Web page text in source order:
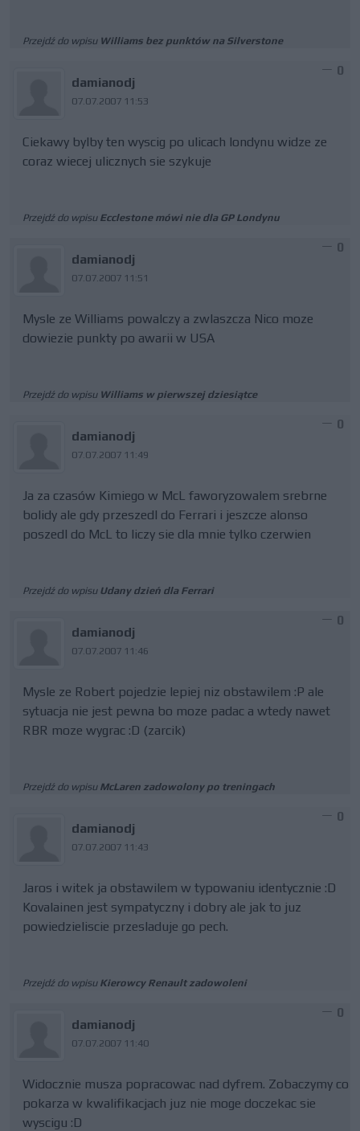
Przejdź do wpisu Williams bez punktów na Silverstone
damianodj
07.07.2007 11:53
0
Ciekawy bylby ten wyscig po ulicach londynu widze ze
coraz wiecej ulicznych sie szykuje
Przejdź do wpisu Ecclestone mówi nie dla GP Londynu
damianodj
07.07.2007 11:51
0
Mysle ze Williams powalczy a zwlaszcza Nico moze
dowiezie punkty po awarii w USA
Przejdź do wpisu Williams w pierwszej dziesiątce
damianodj
07.07.2007 11:49
0
Ja za czasów Kimiego w McL faworyzowalem srebrne
bolidy ale gdy przeszedl do Ferrari i jeszcze alonso
poszedl do McL to liczy sie dla mnie tylko czerwien
Przejdź do wpisu Udany dzień dla Ferrari
damianodj
07.07.2007 11:46
0
Mysle ze Robert pojedzie lepiej niz obstawilem :P ale
sytuacja nie jest pewna bo moze padac a wtedy nawet
RBR moze wygrac :D (zarcik)
Przejdź do wpisu McLaren zadowolony po treningach
damianodj
07.07.2007 11:43
0
Jaros i witek ja obstawilem w typowaniu identycznie :D
Kovalainen jest sympatyczny i dobry ale jak to juz
powiedzieliscie przesladuje go pech.
Przejdź do wpisu Kierowcy Renault zadowoleni
damianodj
07.07.2007 11:40
0
Widocznie musza popracowac nad dyfrem. Zobaczymy co
pokarza w kwalifikacjach juz nie moge doczekac sie
wyscigu :D